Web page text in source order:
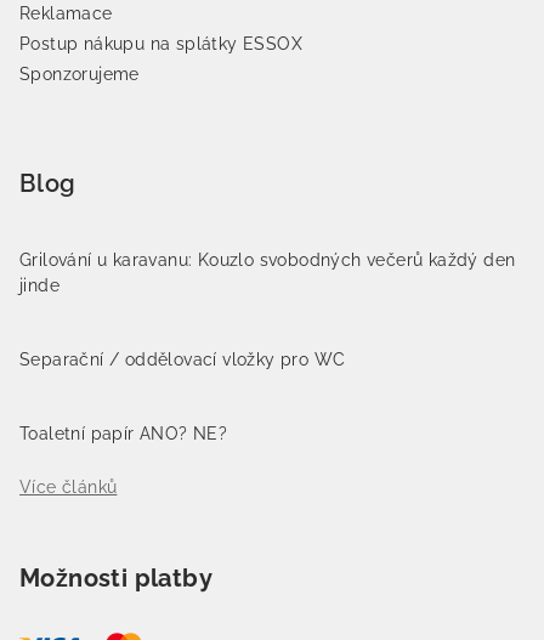
Reklamace
Postup nákupu na splátky ESSOX
Sponzorujeme
Blog
Grilování u karavanu: Kouzlo svobodných večerů každý den
jinde
Separační / oddělovací vložky pro WC
Toaletní papír ANO? NE?
Více článků
Možnosti platby